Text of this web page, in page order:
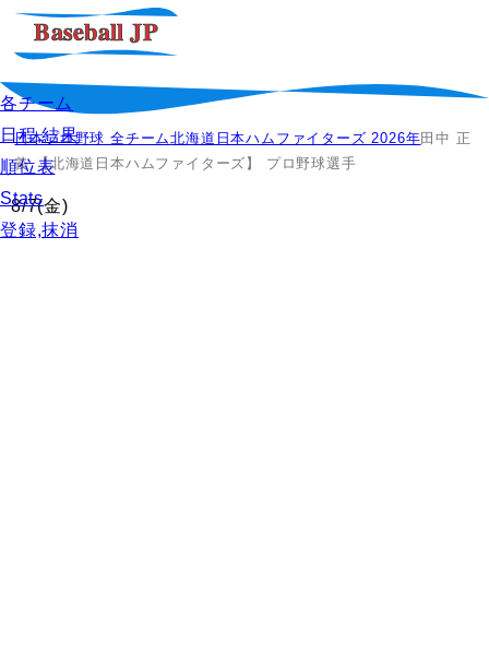
各チーム
日程,結果
順位表
Stats
登録,抹消
日本プロ野球 全チーム北海道日本ハムファイターズ 2026年田中 正
義 【北海道日本ハムファイターズ】 プロ野球選手
8/7(金)